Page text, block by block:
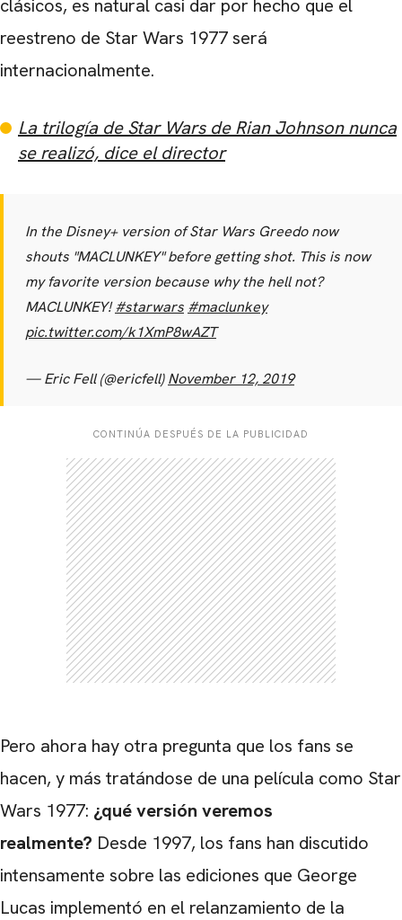
clásicos, es natural casi dar por hecho que el
reestreno de Star Wars 1977 será
internacionalmente.
La trilogía de Star Wars de Rian Johnson nunca
se realizó, dice el director
In the Disney+ version of Star Wars Greedo now
shouts "MACLUNKEY" before getting shot. This is now
my favorite version because why the hell not?
MACLUNKEY!#starwars #maclunkey
pic.twitter.com/k1XmP8wAZT
— Eric Fell (@ericfell)November 12, 2019
CONTINÚA DESPUÉS DE LA PUBLICIDAD
Pero ahora hay otra pregunta que los fans se
hacen, y más tratándose de una película como Star
Wars 1977: ¿qué versión veremos
realmente? Desde 1997, los fans han discutido
intensamente sobre las ediciones que George
Lucas implementó en el relanzamiento de la
CARREGANDO PUBLICIDADE